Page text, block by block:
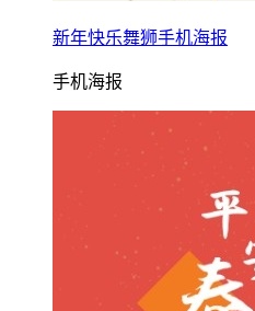
新年快乐舞狮手机海报
手机海报